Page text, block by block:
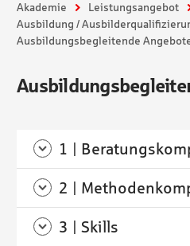
Sie sind hier:
Akademie
Leistungsangebot
Ausbildung /
Ausbildungsbegleitende
1 |
2 |
3 | Skills